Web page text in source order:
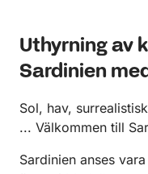
Uthyrning av
Sardinien
Sol, hav,
... Välkommen till
Sardinien anses